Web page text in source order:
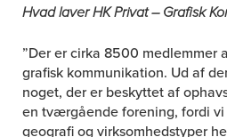
Hvad laver HK Privat – Grafisk
”Der er cirka 8500 medlemmer
grafisk kommunikation. Ud af
noget, der er beskyttet af
en tværgående forening, fordi
geografi og virksomhedstyper